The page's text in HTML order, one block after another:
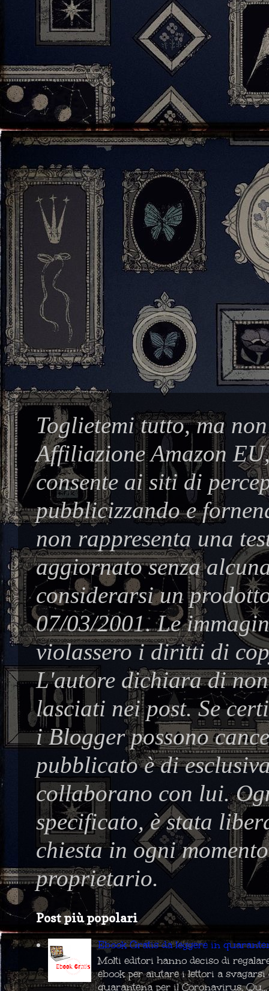
Toglietemi tutto, ma
Affiliazione Amazon
consente ai siti di
pubblicizzando e
non rappresenta una
aggiornato senza
considerarsi un
07/03/2001. Le
violassero i diritti di
L'autore dichiara di non
lasciati nei post. Se
i Blogger possono
pubblicato è di
collaborano con lui.
specificato, è stata
chiesta in ogni
proprietario.
Post più popolari
Ebook Gratis da leggere in
Molti editori hanno deciso di
ebook per aiutare i lettori a
quarantena per il Coronavirus. Qu...